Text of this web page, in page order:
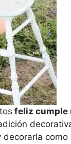
feliz cumple
como